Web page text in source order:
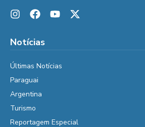
Notícias
Últimas Notícias
Paraguai
Argentina
Turismo
Reportagem Especial